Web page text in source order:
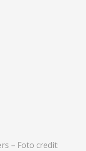
– Foto credit: